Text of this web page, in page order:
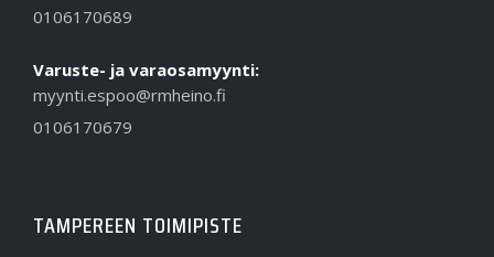
0106170689
Varuste- ja varaosamyynti:
myynti.espoo@rmheino.fi
0106170679
TAMPEREEN TOIMIPISTE